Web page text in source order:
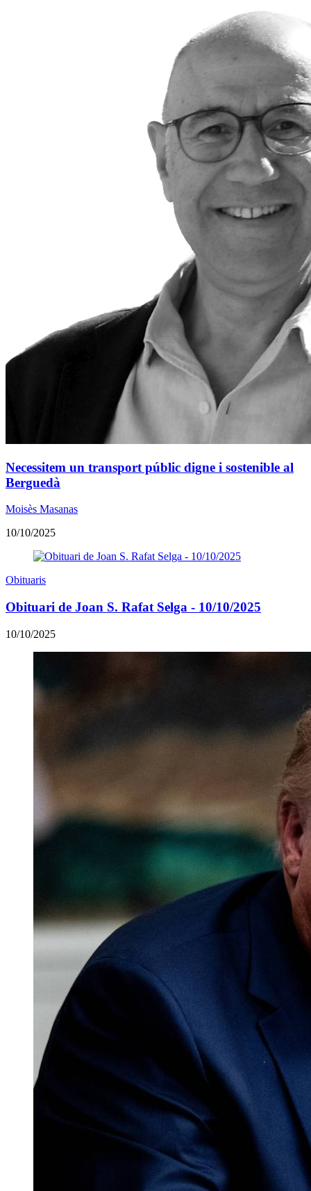
Necessitem un transport públic digne i sostenible al
Berguedà
Moisès Masanas
10/10/2025
Obituaris
Obituari de Joan S. Rafat Selga - 10/10/2025
10/10/2025